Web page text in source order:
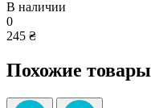
В наличии
0
245 ₴
Похожие товары